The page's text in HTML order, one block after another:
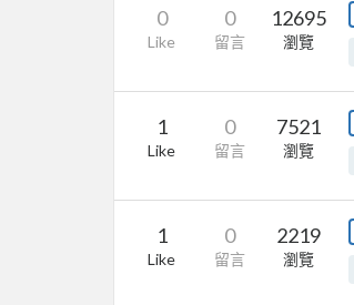
0
Like
0
留言
12695
瀏覽
1
Like
0
留言
7521
瀏覽
1
Like
0
留言
2219
瀏覽